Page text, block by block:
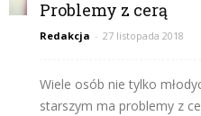
Problemy z cerą
Redakcja - 27 listopada 2018
Wiele osób nie tylko
starszym ma problemy z